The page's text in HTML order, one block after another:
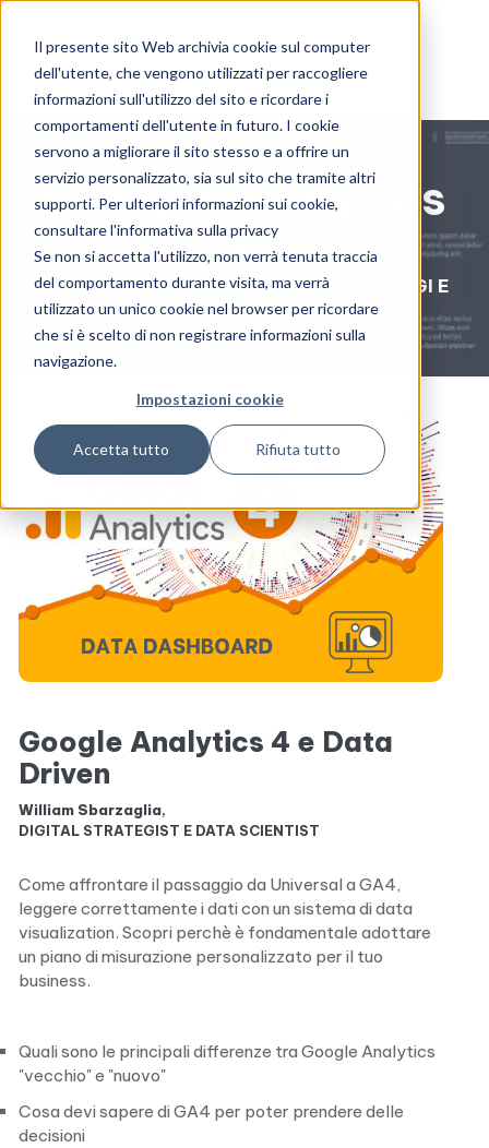
Il presente sito Web archivia cookie sul computer
dell'utente, che vengono utilizzati per raccogliere
informazioni sull'utilizzo del sito e ricordare i
comportamenti dell'utente in futuro. I cookie
servono a migliorare il sito stesso e a offrire un
servizio personalizzato, sia sul sito che tramite altri
supporti. Per ulteriori informazioni sui cookie,
consultare l'informativa sulla privacy
Se non si accetta l'utilizzo, non verrà tenuta traccia
del comportamento durante visita, ma verrà
utilizzato un unico cookie nel browser per ricordare
che si è scelto di non registrare informazioni sulla
navigazione.
Impostazioni cookie
Accetta tutto Rifiuta tutto
Google Analytics
4.
DIFFERENZE CON UNIVERSAL, VANTAGGI E
COSA DEVI SAPERE
Google Analytics 4 e Data
Driven
William Sbarzaglia,
DIGITAL STRATEGIST E DATA SCIENTIST
Come affrontare il passaggio da Universal a GA4,
leggere correttamente i dati con un sistema di data
visualization. Scopri perchè è fondamentale adottare
un piano di misurazione personalizzato per il tuo
business.
Quali sono le principali differenze tra Google Analytics
"vecchio" e "nuovo"
Cosa devi sapere di GA4 per poter prendere delle
decisioni